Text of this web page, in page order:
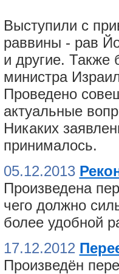
Выступили с
раввины - рав
и другие. Также
министра
Проведено
актуальные
Никаких
принималось.
05.12.2013
Произведена
чего должно
более удобной
17.12.2012
Произведён